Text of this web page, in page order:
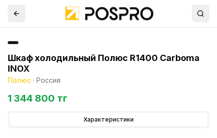
Шкаф холодильный Полюс R1400 Carboma
INOX
Полюс · Россия
1 344 800 тг
Характеристики